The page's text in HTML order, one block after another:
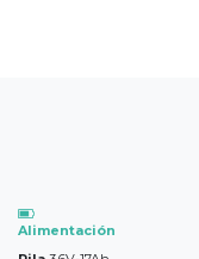
Alimentación